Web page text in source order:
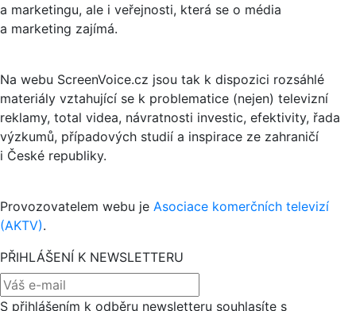
a marketingu, ale i veřejnosti, která se o média
a marketing zajímá.
Na webu ScreenVoice.cz jsou tak k dispozici rozsáhlé
materiály vztahující se k problematice (nejen) televizní
reklamy, total videa, návratnosti investic, efektivity, řada
výzkumů, případových studií a inspirace ze zahraničí
i České republiky.
Provozovatelem webu je Asociace komerčních televizí
(AKTV).
PŘIHLÁŠENÍ K NEWSLETTERU
S přihlášením k odběru newsletteru souhlasíte s